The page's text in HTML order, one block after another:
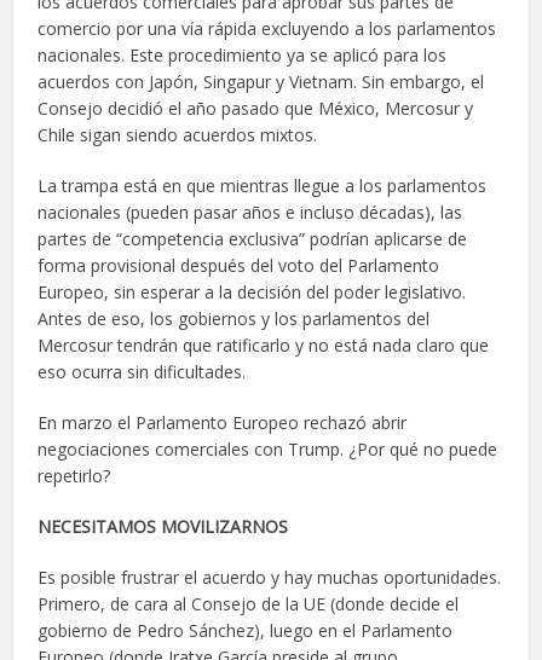
comercio por una vía rápida excluyendo a los parlamentos
nacionales. Este procedimiento ya se aplicó para los
acuerdos con Japón, Singapur y Vietnam. Sin embargo, el
Consejo decidió el año pasado que México, Mercosur y
Chile sigan siendo acuerdos mixtos.
La trampa está en que mientras llegue a los parlamentos
nacionales (pueden pasar años e incluso décadas), las
partes de “competencia exclusiva” podrían aplicarse de
forma provisional después del voto del Parlamento
Europeo, sin esperar a la decisión del poder legislativo.
Antes de eso, los gobiernos y los parlamentos del
Mercosur tendrán que ratificarlo y no está nada claro que
eso ocurra sin dificultades.
En marzo el Parlamento Europeo rechazó abrir
negociaciones comerciales con Trump. ¿Por qué no puede
repetirlo?
NECESITAMOS MOVILIZARNOS
Es posible frustrar el acuerdo y hay muchas oportunidades.
Primero, de cara al Consejo de la UE (donde decide el
gobierno de Pedro Sánchez), luego en el Parlamento